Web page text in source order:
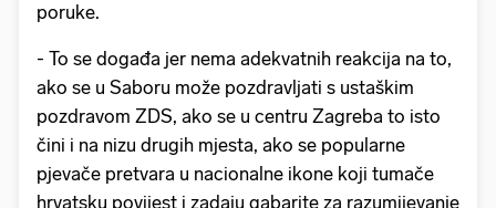
poruke.
- To se događa jer nema adekvatnih reakcija na to,
ako se u Saboru može pozdravljati s ustaškim
pozdravom ZDS, ako se u centru Zagreba to isto
čini i na nizu drugih mjesta, ako se popularne
pjevače pretvara u nacionalne ikone koji tumače
hrvatsku povijest i zadaju gabarite za razumijevanje